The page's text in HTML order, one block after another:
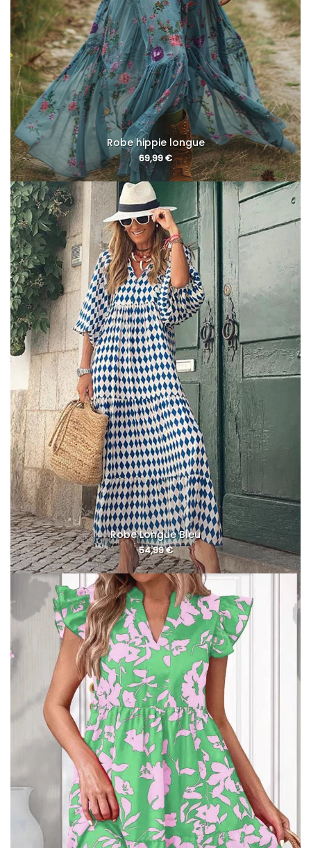
Robe hippie longue
69,99€
Robe Longue Bleu
54,99€